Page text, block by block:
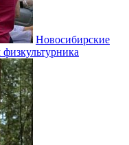
Новосибирские